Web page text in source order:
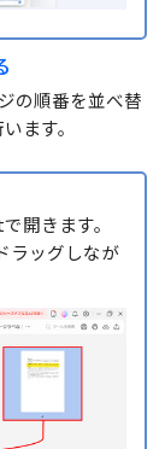
の順番を並べ替
ます。
開きます。
ラッグしなが